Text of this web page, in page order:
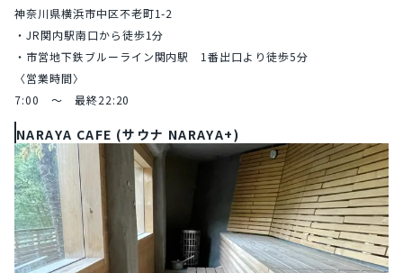
神奈川県横浜市中区不老町1-2
・JR関内駅南口から徒歩1分
・市営地下鉄ブルーライン関内駅　1番出口より徒歩5分
〈営業時間〉
7:00　～　最終22:20
NARAYA CAFE (サウナ NARAYA+)